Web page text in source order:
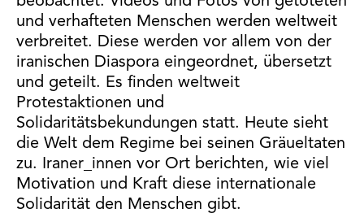
und verhafteten Menschen werden weltweit
verbreitet. Diese werden vor allem von der
iranischen Diaspora eingeordnet, übersetzt
und geteilt. Es finden weltweit
Protestaktionen und
Solidaritätsbekundungen statt. Heute sieht
die Welt dem Regime bei seinen Gräueltaten
zu. Iraner_innen vor Ort berichten, wie viel
Motivation und Kraft diese internationale
Solidarität den Menschen gibt.